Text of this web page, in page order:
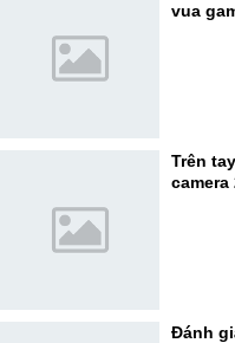
vua
Trên
camera
Đánh